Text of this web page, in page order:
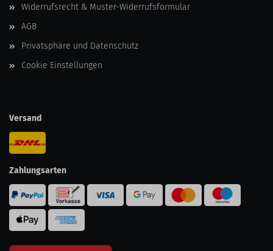
Widerrufsrecht & Muster-Widerrufsformular
AGB
Privatsphäre und Datenschutz
Cookie Einstellungen
Versand
Zahlungsarten